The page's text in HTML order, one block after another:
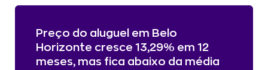
Preço do aluguel em Belo
Horizonte cresce 13,29% em 12
meses, mas fica abaixo da média